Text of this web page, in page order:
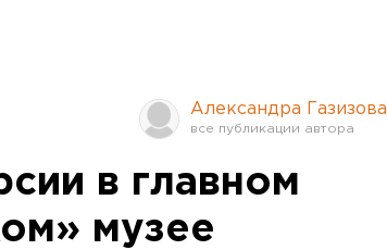
Александра Газизова
в главном
музее